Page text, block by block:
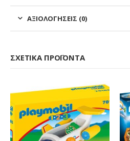
ΑΞΙΟΛΟΓΉΣΕΙΣ (0)
ΣΧΕΤΙΚΆ ΠΡΟΪΌΝΤΑ